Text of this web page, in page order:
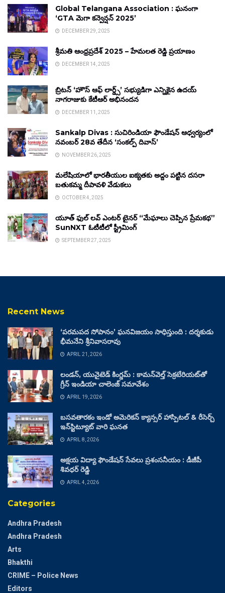
Global Telangana Association : ఘనంగా
‘GTA మెగా కన్వెన్షన్ 2025’
DECEMBER 29, 2025
శ్రీమతి ఆంధ్రప్రదేశ్ 2025 – హేమలత రెడ్డి ప్రయాణం
DECEMBER 14, 2025
బ్రిటన్ ‘హౌస్ ఆఫ్ లార్డ్స్’ సభ్యుడిగా ఎన్నికైన ఉదయ్
నాగరాజుకు కేటీఆర్ అభినందన
DECEMBER 11, 2025
Sankalp Divas : సుచిరిండియా ఫౌండేషన్ ఆధ్వర్యంలో
నవంబర్ 28వ తేదీన ‘సంకల్ప్ దివాస్’
NOVEMBER 26, 2025
మలేషియాలో భారతీయుల ఐక్యతకు అద్దం పట్టిన దసరా
బతుకమ్మ దీపావళి వేడుకలు
OCTOBER 4, 2025
యూత్ ఫుల్ లవ్ ఎంటర్ టైనర్ “మేఘాలు చెప్పిన ప్రేమకథ”
SunNXT ఓటీటీలో స్ట్రీమింగ్
SEPTEMBER 27, 2025
Recent News
‘పరమపద సోపానం’ ఘనవిజయం సాధిస్తుంది : దర్శకుడు
భీమనేని శ్రీనివాసరావు
APRIL 21, 2026
లండన్, యునైటెడ్ కింగ్డమ్ : కామన్‌వెల్త్ సెక్రటేరియట్‌తో
గ్రీన్ ఇండియా చాలెంజ్ సమావేశం
APRIL 19, 2026
బసవతారకం ఇండో అమెరికన్ క్యాన్సర్ హాస్పిటల్ & రీసెర్చ్
ఇన్‌స్టిట్యూట్ వారి ఘనత
APRIL 8, 2026
అక్షయ విద్యా ఫౌండేషన్ సేవలు ప్రశంసనీయం : డీజీపీ
శివధర్ రెడ్డి
APRIL 4, 2026
Categories
Andhra Pradesh
Andhra Pradesh
Arts
Bhakthi
CRIME – Police News
Editors